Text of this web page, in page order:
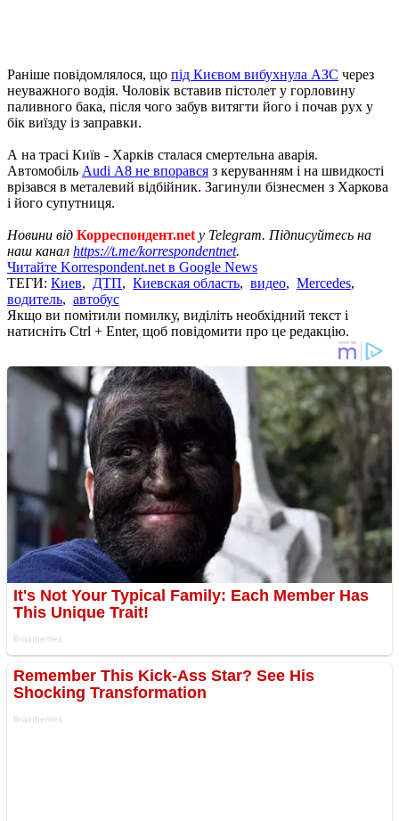
Раніше повідомлялося, що під Києвом вибухнула АЗС через
неуважного водія. Чоловік вставив пістолет у горловину
паливного бака, після чого забув витягти його і почав рух у
бік виїзду із заправки.
А на трасі Київ - Харків сталася смертельна аварія.
Автомобіль Audi А8 не впорався з керуванням і на швидкості
врізався в металевий відбійник. Загинули бізнесмен з Харкова
і його супутниця.
Новини від Корреспондент.net у Telegram. Підписуйтесь на
наш канал https://t.me/korrespondentnet.
Читайте Korrespondent.net в Google News
ТЕГИ: Киев, ДТП, Киевская область, видео, Mercedes,
водитель, автобус
Якщо ви помітили помилку, виділіть необхідний текст і
натисніть Ctrl + Enter, щоб повідомити про це редакцію.